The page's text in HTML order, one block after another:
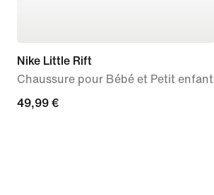
Nike Little Rift
Chaussure pour Bébé et Petit enfant
49,99 €
49,99 €